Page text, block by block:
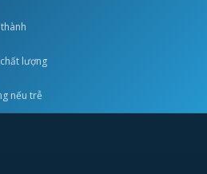
lượng
nếu trễ